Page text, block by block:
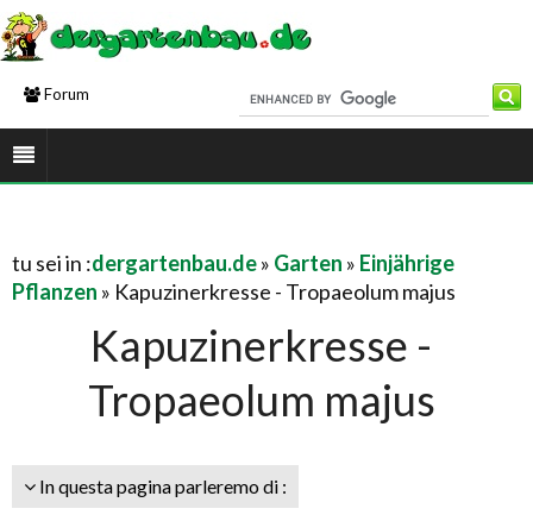
Forum
tu sei in :dergartenbau.de» Garten » Einjährige
Pflanzen » Kapuzinerkresse - Tropaeolum majus
Kapuzinerkresse -
Tropaeolum majus
In questa pagina parleremo di :